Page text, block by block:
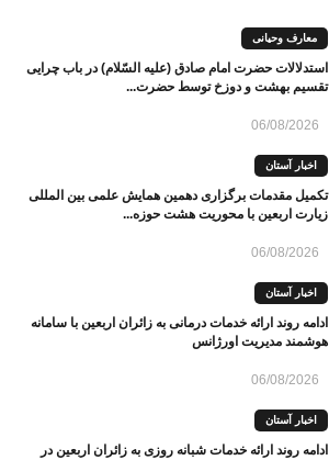
معارف وحیانی
استدلالات حضرت امام صادق (علیه السّلام) در باب چرایی
تقسیم بهشت و دوزخ توسط حضرت...
06/08/2026
اخبار آستان
تکمیل مقدمات برگزاری دهمین همایش علمی بین المللی
زیارت اربعین با محوریت هشت حوزه...
06/08/2026
اخبار آستان
ادامه روند ارائه خدمات درمانی به زائران اربعین با سامانه
هوشمند مدیریت اورژانس
06/08/2026
اخبار آستان
ادامه روند ارائه خدمات شبانه روزی به زائران اربعین در